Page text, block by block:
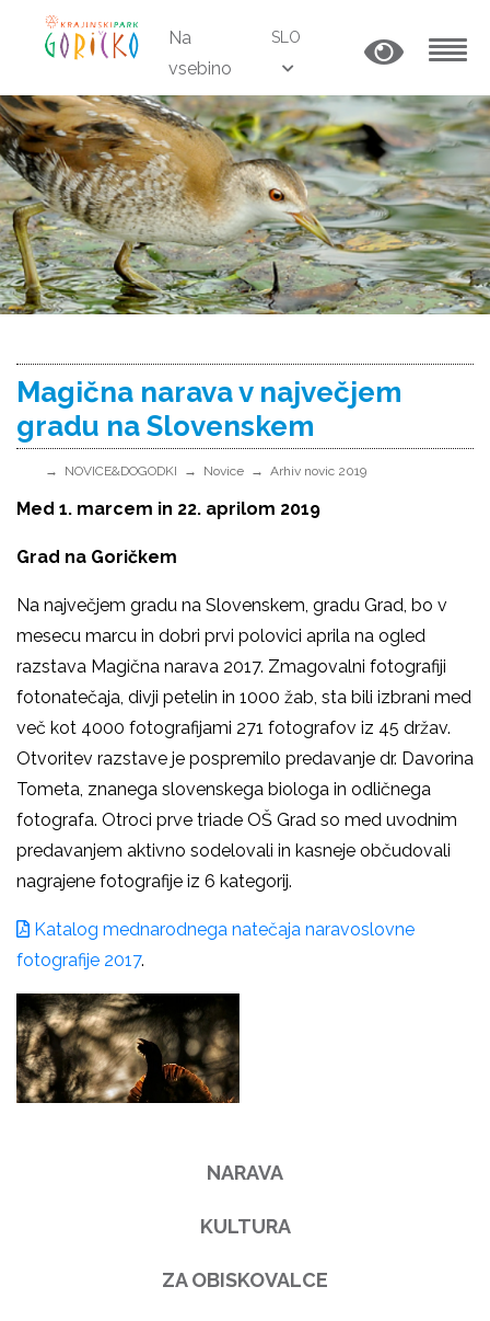
Na
vsebino
SLO
Magična narava v največjem
gradu na Slovenskem
NOVICE&DOGODKI Novice Arhiv novic 2019
Med 1. marcem in 22. aprilom 2019
Grad na Goričkem
Na največjem gradu na Slovenskem, gradu Grad, bo v
mesecu marcu in dobri prvi polovici aprila na ogled
razstava Magična narava 2017. Zmagovalni fotografiji
fotonatečaja, divji petelin in 1000 žab, sta bili izbrani med
več kot 4000 fotografijami 271 fotografov iz 45 držav.
Otvoritev razstave je pospremilo predavanje dr. Davorina
Tometa, znanega slovenskega biologa in odličnega
fotografa. Otroci prve triade OŠ Grad so med uvodnim
predavanjem aktivno sodelovali in kasneje občudovali
nagrajene fotografije iz 6 kategorij.
Katalog mednarodnega natečaja naravoslovne
fotografije 2017.
NARAVA
KULTURA
ZA OBISKOVALCE